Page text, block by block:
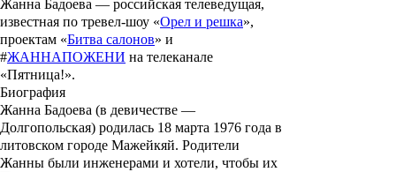
Жанна Бадоева — российская телеведущая,
известная по тревел-шоу «Орел и решка»,
проектам «Битва салонов» и
#ЖАННАПОЖЕНИ на телеканале
«Пятница!».
Биография
Жанна Бадоева (в девичестве —
Долгопольская) родилась 18 марта 1976 года в
литовском городе Мажейкяй. Родители
Жанны были инженерами и хотели, чтобы их